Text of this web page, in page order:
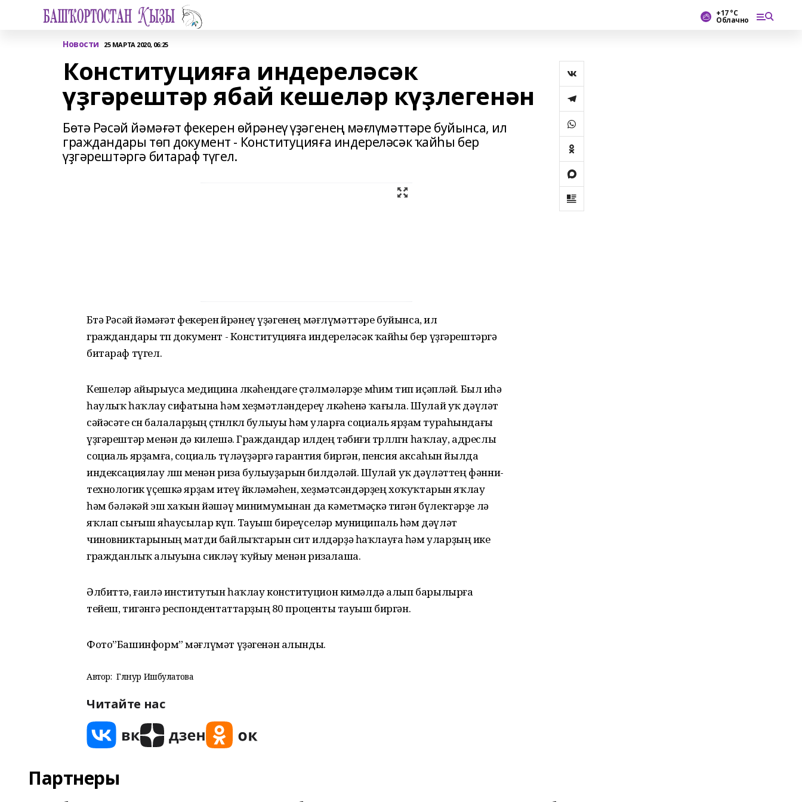
+17 °С
Облачно
Новости 25 МАРТА 2020, 06:25
Конституцияға индереләсәк
үҙгәрештәр ябай кешеләр күҙлегенән
Бөтә Рәсәй йәмәғәт фекерен өйрәнеү үҙәгенең мәғлүмәттәре буйынса, ил
граждандары төп документ - Конституцияға индереләсәк ҡайһы бер
үҙгәрештәргә битараф түгел.
Бөтә Рәсәй йәмәғәт фекерен өйрәнеү үҙәгенең мәғлүмәттәре буйынса, ил
граждандары төп документ - Конституцияға индереләсәк ҡайһы бер үҙгәрештәргә
битараф түгел.
Кешеләр айырыуса медицина өлкәһендәге өҫтәлмәләрҙе мөһим тип иҫәпләй. Был иһә
һаулыҡ һаҡлау сифатына һәм хеҙмәтләндереү өлкәһенә ҡағыла. Шулай уҡ дәүләт
сәйәсәте өсөн балаларҙың өҫтөнлөклө булыуы һәм уларға социаль ярҙам тураһындағы
үҙгәрештәр менән дә килешә. Граждандар илдең тәбиғи төрлөлөгөн һаҡлау, адреслы
социаль ярҙамға, социаль түләүҙәргә гарантия биргән, пенсия аксаһын йылда
индексациялау өлөшө менән риза булыуҙарын билдәләй. Шулай уҡ дәүләттең фәнни-
технологик үҫешкә ярҙам итеү йөкләмәһен, хеҙмәтсәндәрҙең хоҡуҡтарын яҡлау
һәм бәләкәй эш хаҡын йәшәү минимумынан да кәметмәҫкә тигән бүлектәрҙе лә
яҡлап сығыш яһаусылар күп. Тауыш биреүселәр муниципаль һәм дәүләт
чиновниктарының матди байлыҡтарын сит илдәрҙә һаҡлауға һәм уларҙың ике
гражданлыҡ алыуына сикләү ҡуйыу менән ризалаша.
Әлбиттә, ғаилә институтын һаҡлау конституцион кимәлдә алып барылырға
тейеш, тигәнгә респондентаттарҙың 80 проценты тауыш биргән.
Фото”Башинформ” мәғлүмәт үҙәгенән алынды.
Автор: Гөлнур Ишбулатова
Читайте нас
Партнеры